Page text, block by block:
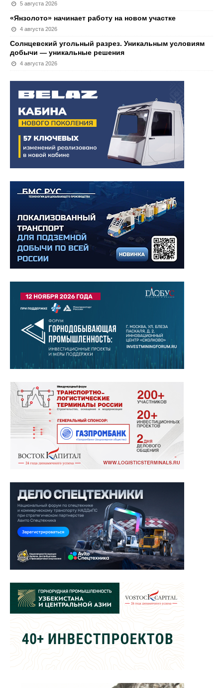
5 августа 2026
«Янзолото» начинает работу на новом участке
4 августа 2026
Солнцевский угольный разрез. Уникальным условиям
добычи — уникальные решения
4 августа 2026